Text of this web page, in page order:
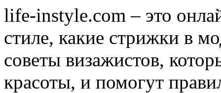
life-instyle.com – это
стиле, какие стрижки в
советы визажистов,
красоты, и помогут